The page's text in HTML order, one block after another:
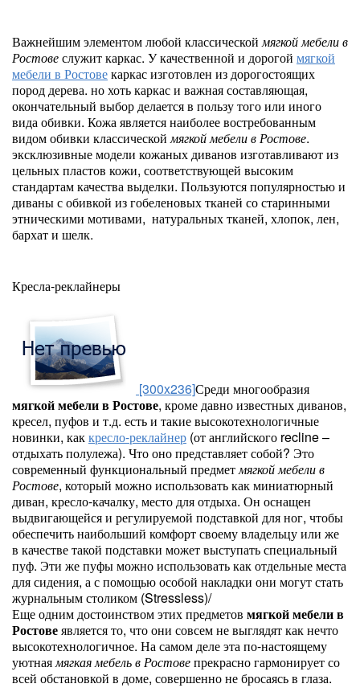
Важнейшим элементом любой классическоймягкой мебели в
Ростовеслужит каркас. У качественной и дорогой мягкой
мебели в Ростовекаркас изготовлен из дорогостоящих
пород дерева. но хоть каркас и важная составляющая,
окончательный выбор делается в пользу того или иного
вида обивки. Кожа является наиболее востребованным
видом обивки классическоймягкой мебели в Ростове.
эксклюзивные модели кожаных диванов изготавливают из
цельных пластов кожи, соответствующей высоким
стандартам качества выделки. Пользуются популярностью и
диваны с обивкой из гобеленовых тканей со старинными
этническими мотивами, натуральных тканей, хлопок, лен,
бархат и шелк.
Кресла-реклайнеры
[300x236]Среди многообразия
мягкой мебели в Ростове, кроме давно известных диванов,
кресел, пуфов и т.д. есть и такие высокотехнологичные
новинки, каккресло-реклайнер (от английского recline –
отдыхать полулежа). Что оно представляет собой? Это
современный функциональный предметмягкой мебели в
Ростове, который можно использовать как миниатюрный
диван, кресло-качалку, место для отдыха. Он оснащен
выдвигающейся и регулируемой подставкой для ног, чтобы
обеспечить наибольший комфорт своему владельцу или же
в качестве такой подставки может выступать специальный
пуф. Эти же пуфы можно использовать как отдельные места
для сидения, а с помощью особой накладки они могут стать
журнальным столиком (Stressless)/
Еще одним достоинством этих предметов мягкой мебели в
Ростовеявляется то, что они совсем не выглядят как нечто
высокотехнологичное. На самом деле эта по-настоящему
уютнаямягкая мебель в Ростовепрекрасно гармонирует со
всей обстановкой в доме, совершенно не бросаясь в глаза.